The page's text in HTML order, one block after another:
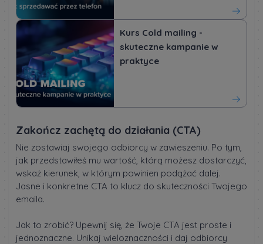
Kurs Cold mailing -
skuteczne kampanie w
praktyce
Zakończ zachętą do działania (CTA)
Nie zostawiaj swojego odbiorcy w zawieszeniu. Po tym,
jak przedstawiłeś mu wartość, którą możesz dostarczyć,
wskaż kierunek, w którym powinien podążać dalej.
Jasne i konkretne CTA to klucz do skuteczności Twojego
emaila.
Jak to zrobić? Upewnij się, że Twoje CTA jest proste i
jednoznaczne. Unikaj wieloznaczności i daj odbiorcy